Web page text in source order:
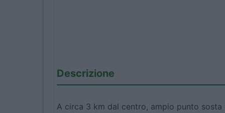
Descrizione
A circa 3 km dal centro, ampio punto